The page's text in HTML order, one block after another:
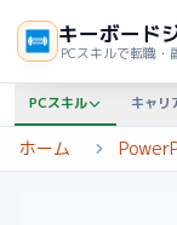
キーボード
PCスキルで転職
PCスキル キャリ
ホーム